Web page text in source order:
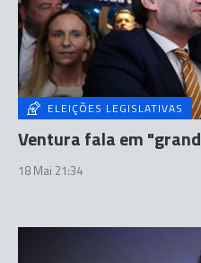
ELEIÇÕES LEGISLATIVAS
Ventura fala em
18 Mai 21:34